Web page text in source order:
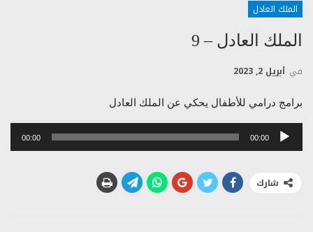
الملك العادل
الملك العادل – 9
في أبريل 2, 2023
برامج درامي للأطفال يحكي عن الملك العادل
مشغل
00:00
00:00
شارك